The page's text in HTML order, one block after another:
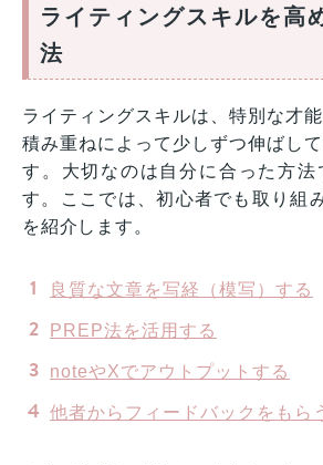
ライティングスキルを高
法
ライティングスキルは、特別な才
積み重ねによって少しずつ伸ばし
す。大切なのは自分に合った方法
す。ここでは、初心者でも取り組
を紹介します。
良質な文章を写経（模写）する
PREP法を活用する
noteやXでアウトプットする
他者からフィードバックをもら